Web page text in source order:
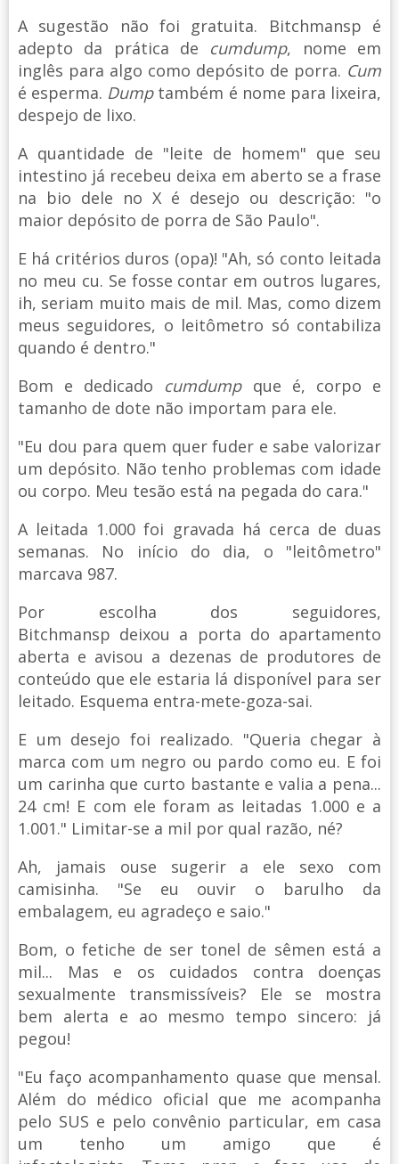
A sugestão não foi gratuita. Bitchmansp é
adepto da prática de cumdump, nome em
inglês para algo como depósito de porra. Cum
é esperma. Dumptambém é nome para lixeira,
despejo de lixo.
A quantidade de "leite de homem" que seu
intestino já recebeu deixa em aberto se a frase
na bio dele no X é desejo ou descrição: "o
maior depósito de porra de São Paulo".
E há critérios duros (opa)! "Ah, só conto leitada
no meu cu. Se fosse contar em outros lugares,
ih, seriam muito mais de mil. Mas, como dizem
meus seguidores, o leitômetro só contabiliza
quando é dentro."
Bom e dedicado cumdumpque é, corpo e
tamanho de dote não importam para ele.
"Eu dou para quem quer fuder e sabe valorizar
um depósito. Não tenho problemas com idade
ou corpo. Meu tesão está na pegada do cara."
A leitada 1.000 foi gravada há cerca de duas
semanas. No início do dia, o "leitômetro"
marcava 987.
Por escolha dos seguidores,
Bitchmansp deixou a porta do apartamento
aberta e avisou a dezenas de produtores de
conteúdo que ele estaria lá disponível para ser
leitado. Esquema entra-mete-goza-sai.
E um desejo foi realizado. "Queria chegar à
marca com um negro ou pardo como eu. E foi
um carinha que curto bastante e valia a pena...
24 cm! E com ele foram as leitadas 1.000 e a
1.001." Limitar-se a mil por qual razão, né?
Ah, jamais ouse sugerir a ele sexo com
camisinha. "Se eu ouvir o barulho da
embalagem, eu agradeço e saio."
Bom, o fetiche de ser tonel de sêmen está a
mil... Mas e os cuidados contra doenças
sexualmente transmissíveis? Ele se mostra
bem alerta e ao mesmo tempo sincero: já
pegou!
"Eu faço acompanhamento quase que mensal.
Além do médico oficial que me acompanha
pelo SUS e pelo convênio particular, em casa
um tenho um amigo que é